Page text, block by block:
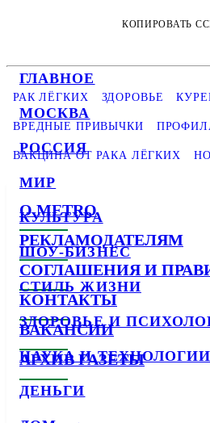
ГЛАВНОЕ
МОСКВА
РОССИЯ
МИР
КУЛЬТУРА
ШОУ-БИЗНЕС
СТИЛЬ ЖИЗНИ
ЗДОРОВЬЕ И
НАУКА И ТЕХНОЛОГИИ
ДЕНЬГИ
КОПИРОВАТЬ
РАК ЛЁГКИХ ЗДОРОВЬЕ
ВРЕДНЫЕ ПРИВЫЧКИ
ВАКЦИНА ОТ РАКА ЛЁГКИХ
О METRO
РЕКЛАМОДАТЕЛЯМ
СОГЛАШЕНИЯ И
КОНТАКТЫ
ВАКАНСИИ
АРХИВ ГАЗЕТЫ